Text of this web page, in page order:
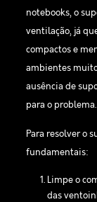
notebooks, o
ventilação, já
compactos e
ambientes
ausência de
para o problema.
Para resolver o
fundamentais:
Limpe o
das